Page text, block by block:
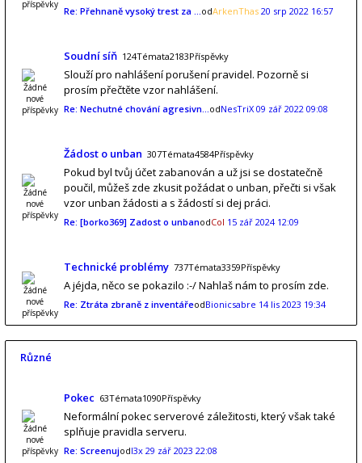
Re: Přehnaně vysoký trest za …odArkenThas 20 srp 2022 16:57
Soudní síň 124Témata2183Příspěvky
Slouží pro nahlášení porušení pravidel. Pozorně si
prosím přečtěte vzor nahlášení.
Re: Nechutné chování agresivn…odNesTriX 09 zář 2022 09:08
Žádost o unban 307Témata4584Příspěvky
Pokud byl tvůj účet zabanován a už jsi se dostatečně
poučil, můžeš zde zkusit požádat o unban, přečti si však
vzor unban žádosti a s žádostí si dej práci.
Re: [borko369] Zadost o unbanodCol 15 zář 2024 12:09
Technické problémy 737Témata3359Příspěvky
A jéjda, něco se pokazilo :-/ Nahlaš nám to prosím zde.
Re: Ztráta zbraně z inventářeodBionicsabre 14 lis 2023 19:34
Různé
Pokec 63Témata1090Příspěvky
Neformální pokec serverové záležitosti, který však také
splňuje pravidla serveru.
Re: Screenujodl3x 29 zář 2023 22:08